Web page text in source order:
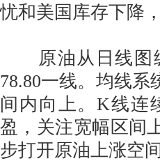
忧和美国库存下降
原油从日线图级
78.80一线。均线
间内向上。K线连
盈，关注宽幅区间
步打开原油上涨空